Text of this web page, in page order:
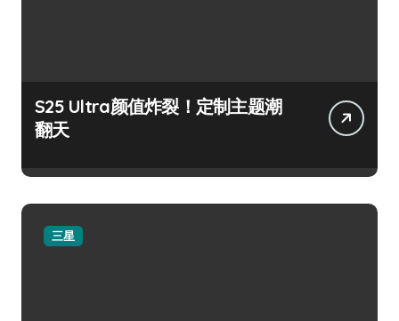
S25 Ultra颜值炸裂！定制主题潮
翻天
三星